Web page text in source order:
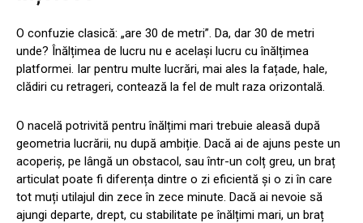
O confuzie clasică: „are 30 de metri”. Da, dar 30 de metri
unde? Înălțimea de lucru nu e același lucru cu înălțimea
platformei. Iar pentru multe lucrări, mai ales la fațade, hale,
clădiri cu retrageri, contează la fel de mult raza orizontală.
O nacelă potrivită pentru înălțimi mari trebuie aleasă după
geometria lucrării, nu după ambiție. Dacă ai de ajuns peste un
acoperiș, pe lângă un obstacol, sau într-un colț greu, un braț
articulat poate fi diferența dintre o zi eficientă și o zi în care
tot muți utilajul din zece în zece minute. Dacă ai nevoie să
ajungi departe, drept, cu stabilitate pe înălțimi mari, un braț